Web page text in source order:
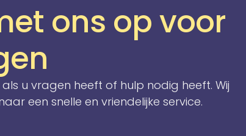
ons op voor
u vragen heeft of hulp nodig heeft. Wij
een snelle en vriendelijke service.